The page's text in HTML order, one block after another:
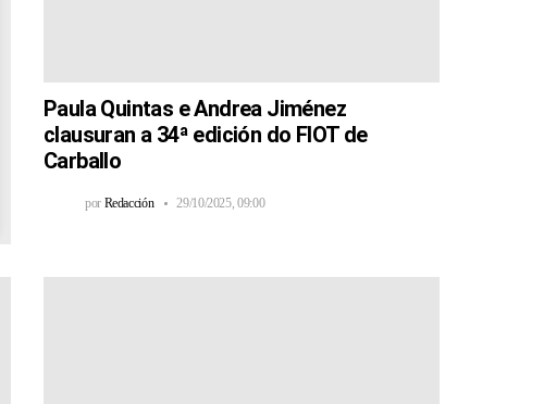
Paula Quintas e Andrea Jiménez
clausuran a 34ª edición do FIOT de
Carballo
por Redacción 29/10/2025, 09:00